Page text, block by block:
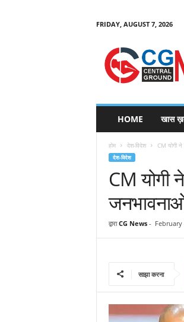
FRIDAY, AUGUST 7, 2026
C
HOME खास
होम देश-विदेश CM योगी
देश-विदेश
CM योगी
द्वारा CG News- February
साझा करना